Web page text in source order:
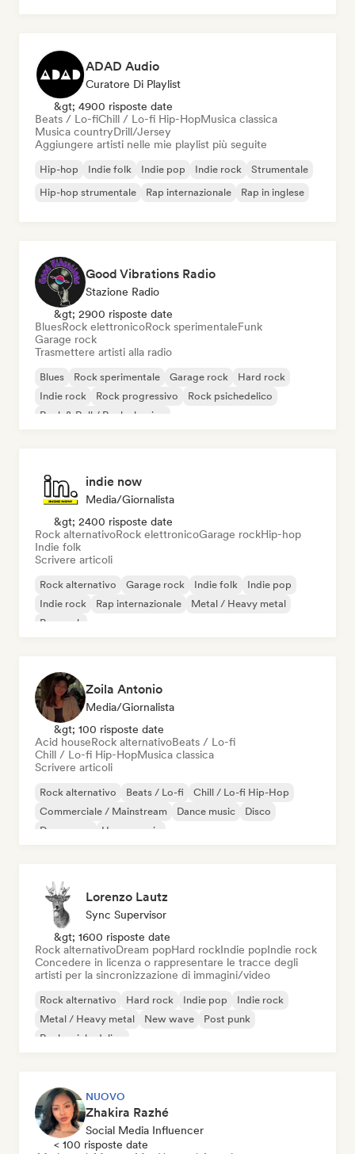
ADAD Audio
Curatore Di Playlist
&gt; 4900 risposte date
Beats / Lo-fiChill / Lo-fi Hip-HopMusica classica
Musica countryDrill/Jersey
Aggiungere artisti nelle mie playlist più seguite
Hip-hop Indie folk Indie pop Indie rock
Strumentale
Hip-hop strumentale
Rap internazionale Rap in inglese
Good Vibrations Radio
Stazione Radio
&gt; 2900 risposte date
BluesRock elettronicoRock sperimentaleFunk
Garage rock
Trasmettere artisti alla radio
Blues Rock sperimentale Garage rock
Hard rock
Indie rock
Rock progressivo
Rock psichedelico
Rock & Roll / Rock classico
indie now
Media/Giornalista
&gt; 2400 risposte date
Rock alternativoRock elettronicoGarage rockHip-hop
Indie folk
Scrivere articoli
Rock alternativo Garage rock Indie folk
Indie pop
Indie rock
Rap internazionale
Metal / Heavy metal
Pop rock
Zoila Antonio
Media/Giornalista
&gt; 100 risposte date
Acid houseRock alternativoBeats / Lo-fi
Chill / Lo-fi Hip-HopMusica classica
Scrivere articoli
Rock alternativo Beats / Lo-fi
Chill / Lo-fi Hip-Hop
Commerciale / Mainstream
Dance music
Disco
Dream pop
House music
Lorenzo Lautz
Sync Supervisor
&gt; 1600 risposte date
Rock alternativoDream popHard rockIndie popIndie rock
Concedere in licenza o rappresentare le tracce degli
artisti per la sincronizzazione di immagini/video
Rock alternativo Hard rock Indie pop
Indie rock
Metal / Heavy metal
New wave
Post punk
Rock psichedelico
NUOVO
Zhakira Razhé
Social Media Influencer
< 100 risposte date